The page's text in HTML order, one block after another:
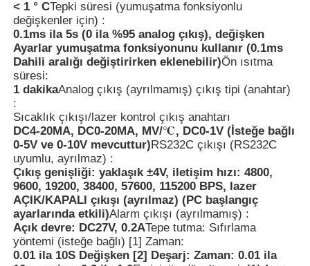
Partikül madde sensörü
Hava kalitesi izleme cihazı
Dış hava kalitesi izleme sistemi
Negatif iyon dedektörü
Ozon Dedektörü
Tayvan Huibo Ultrasonik Enstrüman Serisi
< 1 ° CTepki süresi (yumuşatma fonksiyonlu
değişkenler için) :
0.1ms ila 5s (0 ila %95 analog çıkış), değişken
Ayarlar yumuşatma fonksiyonunu kullanır (0.1ms
Dahili aralığı değiştirirken eklenebilir)Ön ısıtma
süresi:
1 dakikaAnalog çıkış (ayrılmamış) çıkış tipi (anahtar)
:
Sıcaklık çıkışı/lazer kontrol çıkış anahtarı
DC4-20MA, DC0-20MA, MV/℃, DC0-1V (İsteğe bağlı
0-5V ve 0-10V mevcuttur)RS232C çıkışı (RS232C
uyumlu, ayrılmaz) :
Çıkış genişliği: yaklaşık ±4V, iletişim hızı: 4800,
9600, 19200, 38400, 57600, 115200 BPS, lazer
AÇIK/KAPALI çıkışı (ayrılmaz) (PC başlangıç
ayarlarında etkili)Alarm çıkışı (ayrılmamış) :
Açık devre: DC27V, 0.2ATepe tutma: Sıfırlama
yöntemi (isteğe bağlı) [1] Zaman:
0.01 ila 10S Değişken [2] Deşarj: Zaman: 0.01 ila